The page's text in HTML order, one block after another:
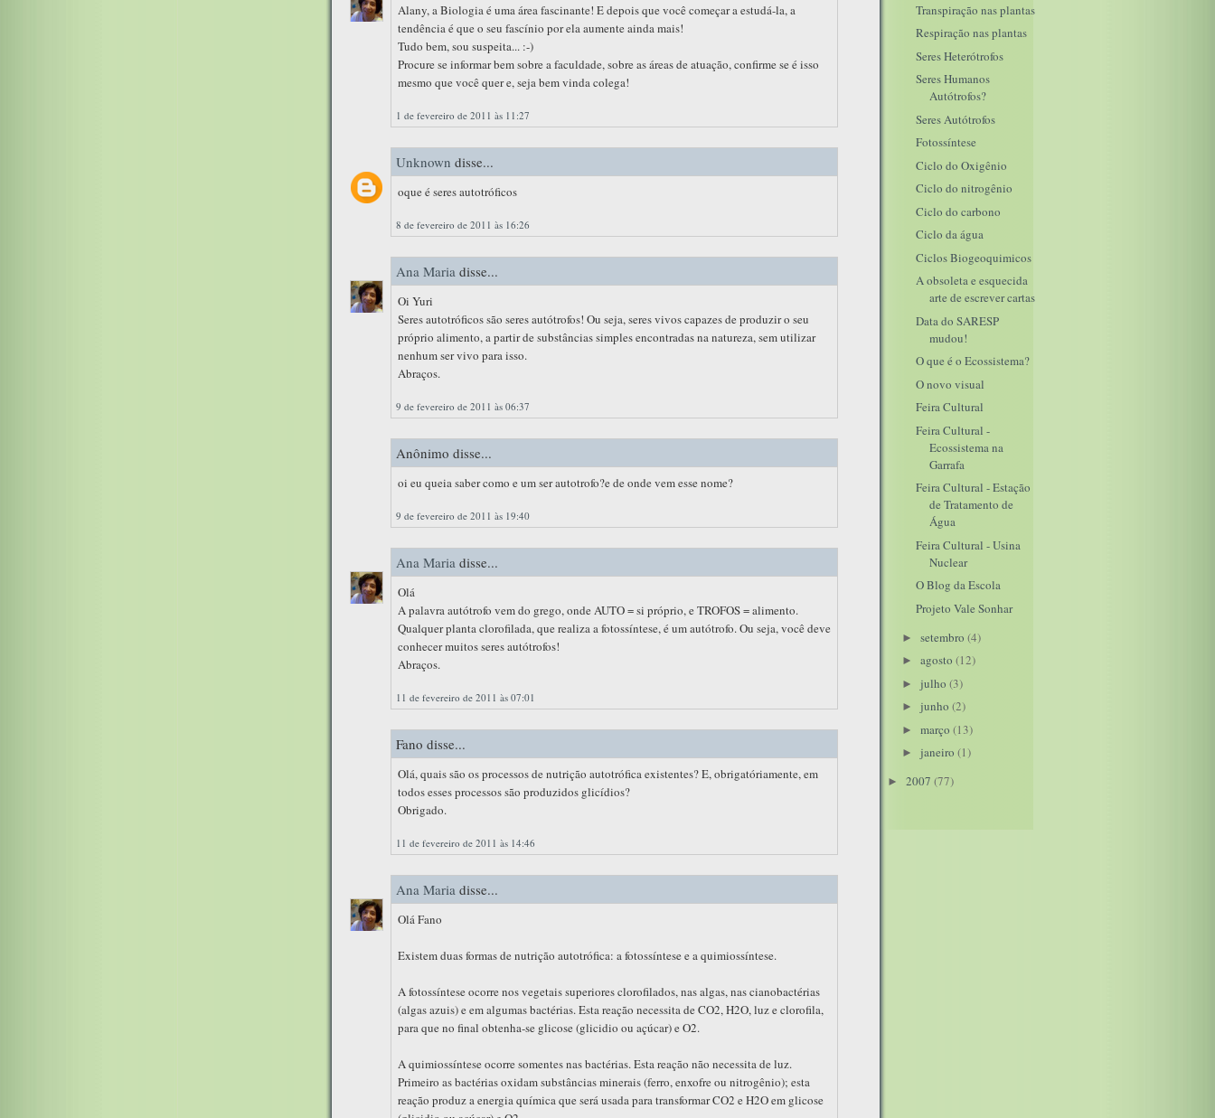
Alany, a Biologia é uma área fascinante! E depois que você começar a estudá-la, a
tendência é que o seu fascínio por ela aumente ainda mais!
Tudo bem, sou suspeita... :-)
Procure se informar bem sobre a faculdade, sobre as áreas de atuação, confirme se é isso
mesmo que você quer e, seja bem vinda colega!
1 de fevereiro de 2011 às 11:27
Unknown disse...
oque é seres autotróficos
8 de fevereiro de 2011 às 16:26
Ana Maria disse...
Oi Yuri
Seres autotróficos são seres autótrofos! Ou seja, seres vivos capazes de produzir o seu
próprio alimento, a partir de substâncias simples encontradas na natureza, sem utilizar
nenhum ser vivo para isso.
Abraços.
9 de fevereiro de 2011 às 06:37
Anônimo disse...
oi eu queia saber como e um ser autotrofo?e de onde vem esse nome?
9 de fevereiro de 2011 às 19:40
Ana Maria disse...
Olá
A palavra autótrofo vem do grego, onde AUTO = si próprio, e TROFOS = alimento.
Qualquer planta clorofilada, que realiza a fotossíntese, é um autótrofo. Ou seja, você deve
conhecer muitos seres autótrofos!
Abraços.
11 de fevereiro de 2011 às 07:01
Fano disse...
Olá, quais são os processos de nutrição autotrófica existentes? E, obrigatóriamente, em
todos esses processos são produzidos glicídios?
Obrigado.
11 de fevereiro de 2011 às 14:46
Ana Maria disse...
Olá Fano
Existem duas formas de nutrição autotrófica: a fotossíntese e a quimiossíntese.
A fotossíntese ocorre nos vegetais superiores clorofilados, nas algas, nas cianobactérias
(algas azuis) e em algumas bactérias. Esta reação necessita de CO2, H2O, luz e clorofila,
para que no final obtenha-se glicose (glicidio ou açúcar) e O2.
A quimiossíntese ocorre somentes nas bactérias. Esta reação não necessita de luz.
Primeiro as bactérias oxidam substâncias minerais (ferro, enxofre ou nitrogênio); esta
reação produz a energia química que será usada para transformar CO2 e H2O em glicose
Transpiração nas plantas
Respiração nas plantas
Seres Heterótrofos
Seres Humanos
Autótrofos?
Seres Autótrofos
Fotossíntese
Ciclo do Oxigênio
Ciclo do nitrogênio
Ciclo do carbono
Ciclo da água
Ciclos Biogeoquimicos
A obsoleta e esquecida
arte de escrever cartas
Data do SARESP
mudou!
O que é o Ecossistema?
O novo visual
Feira Cultural
Feira Cultural -
Ecossistema na
Garrafa
Feira Cultural - Estação
de Tratamento de
Água
Feira Cultural - Usina
Nuclear
O Blog da Escola
Projeto Vale Sonhar
► setembro (4)
► agosto (12)
► julho (3)
► junho (2)
► março (13)
► janeiro (1)
► 2007 (77)